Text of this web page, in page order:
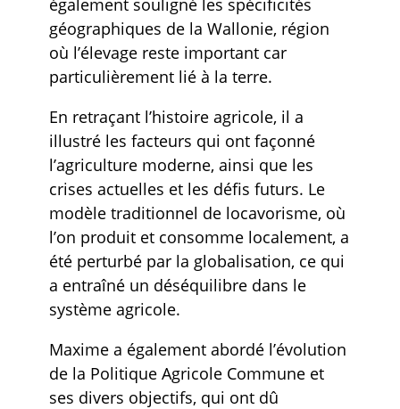
également souligné les spécificités
géographiques de la Wallonie, région
où l’élevage reste important car
particulièrement lié à la terre.
En retraçant l’histoire agricole, il a
illustré les facteurs qui ont façonné
l’agriculture moderne, ainsi que les
crises actuelles et les défis futurs. Le
modèle traditionnel de locavorisme, où
l’on produit et consomme localement, a
été perturbé par la globalisation, ce qui
a entraîné un déséquilibre dans le
système agricole.
Maxime a également abordé l’évolution
de la Politique Agricole Commune et
ses divers objectifs, qui ont dû